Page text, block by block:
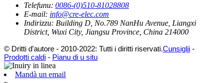
Telefunu: 0086-(0)510-81028808
E-mail: info@cre-elec.com
Indirizzu: Building D, No.789 NanHu Avenue, Liangxi
District, Wuxi City, Jiangsu Province, China 214000
© Dritti d'autore - 2010-2022: Tutti i diritti riservati.Cunsiglii -
Prodotti caldi - Pianu di u situ
Mandà un email